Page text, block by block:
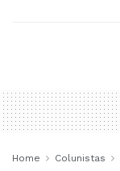
Home Colunistas